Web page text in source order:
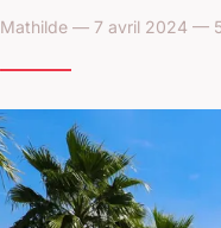
Mathilde — 7 avril 2024 —